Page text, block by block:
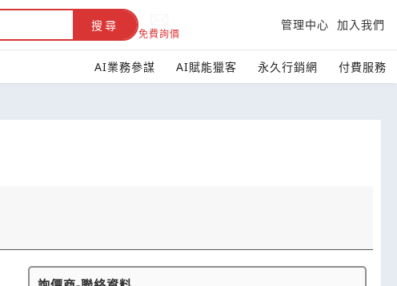
搜尋
免費詢價
管理中心 加入我們
AI業務參謀 AI賦能獵客 永久行銷網 付費服務